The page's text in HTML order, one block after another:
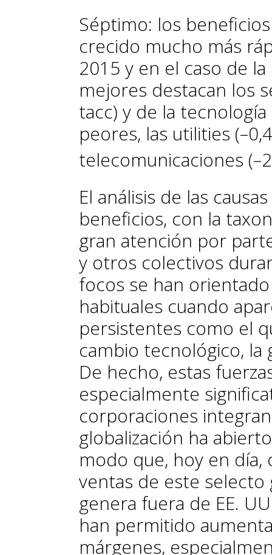
Séptimo: los
crecido mucho más
2015 y en el caso de
mejores destacan los
tacc) y de la
peores, las utilities
telecomunicaciones
El análisis de las
beneficios, con la
gran atención por
y otros colectivos
focos se han
habituales cuando
persistentes como el
cambio tecnológico, la
De hecho, estas
especialmente
corporaciones
globalización ha
modo que, hoy en
ventas de este
genera fuera de EE.
han permitido
márgenes,